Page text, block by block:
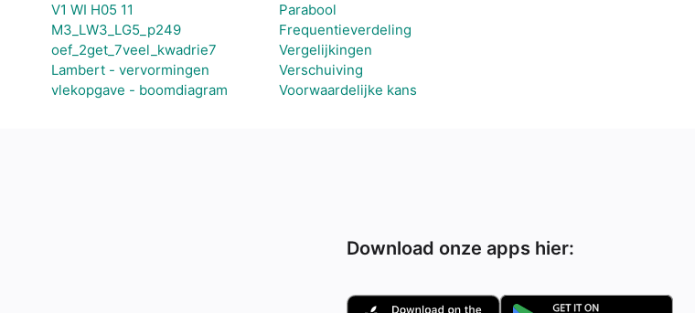
V1 WI H05 11
M3_LW3_LG5_p249
oef_2get_7veel_kwadrie7
Lambert - vervormingen
vlekopgave - boomdiagram
Parabool
Frequentieverdeling
Vergelijkingen
Verschuiving
Voorwaardelijke kans
Download onze apps hier: